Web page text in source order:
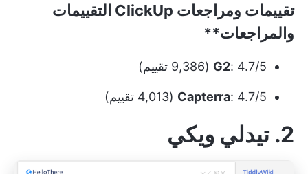
تقييمات ومراجعات
ClickUp التقييمات
والمراجعات**
G2: 4.7/5 (9,386 تقييم)
Capterra: 4.7/5 (4,013 تقييم)
2. تيدلي ويكي